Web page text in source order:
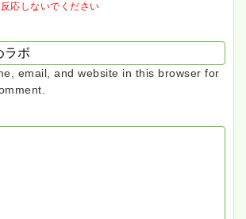
応しないでください
email, and website in this browser for